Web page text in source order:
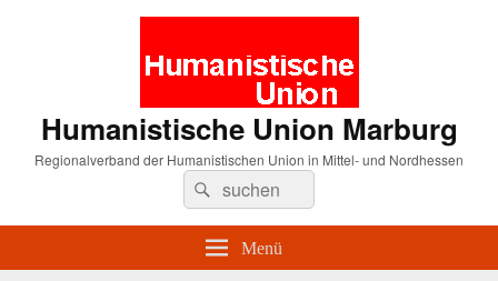
Humanistische Union Marburg
Regionalverband der Humanistischen Union in Mittel- und Nordhessen
Suche
nach:
Suchen
Menü